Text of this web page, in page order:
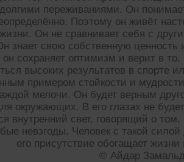
переживаниями. Он
Поэтому он живёт
Он не сравнивает себя с
знает свою собственную
он сохраняет оптимизм и верит в
высоких результатов в спорте
примером стойкости и
мелочи. Он будет верным
окружающих. В его глазах не
внутренний свет, говорящий о
невзгоды. Человек с такой
его присутствие обогащает жизни
© Айдар